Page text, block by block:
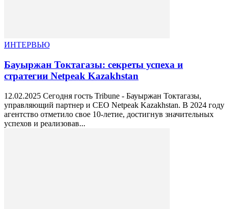
ИНТЕРВЬЮ
Бауыржан Токтагазы: секреты успеха и
стратегии Netpeak Kazakhstan
12.02.2025 Сегодня гость Tribunе - Бауыржан Токтагазы,
управляющий партнер и СЕО Netpeak Kazakhstan. В 2024 году
агентство отметило свое 10-летие, достигнув значительных
успехов и реализовав...